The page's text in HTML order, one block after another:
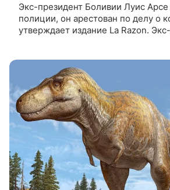
Экс-президент Боливии Луис Арсе
полиции, он арестован по делу о
утверждает издание La Razon.
что «некоторое время назад экс-
Арсе был похищен».